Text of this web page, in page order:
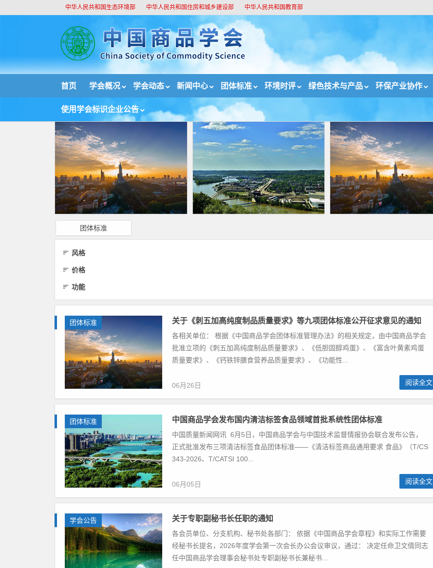
中华人民共和国生态环境部 中华人民共和国住房和城乡建设部 中华人民共和国教育部
首页 学会概况 学会动态 新闻中心 团体标准 环境时评 绿色技术与产品 环保产业协作
使用学会标识企业公告
//
首页 学会动态 学会动态
团体标准
风格
价格
功能
团体标准 关于《刺五加高纯度制品质量要求》等九项团体标准公开征求意见的通知
各相关单位： 根据《中国商品学会团体标准管理办法》的相关规定，由中国商品学会
批准立项的《刺五加高纯度制品质量要求》、《低胆固醇鸡蛋》、《富含叶黄素鸡蛋
质量要求》、《钙铁锌膳食营养品质量要求》、《功能性...
06月26日 阅读全文
团体标准 中国商品学会发布国内清洁标签食品领域首批系统性团体标准
中国质量新闻网讯 6月5日，中国商品学会与中国技术监督情报协会联合发布公告，
正式批准发布三项清洁标签食品团体标准——《清洁标签商品通用要求 食品》（T/CS
343-2026、T/CATSI 100...
06月05日 阅读全文
学会公告 关于专职副秘书长任职的通知
各会员单位、分支机构、秘书处各部门： 依据《中国商品学会章程》和实际工作需要
经秘书长提名，2026年度学会第一次会长办公会议审议，通过： 决定任命卫文倩同志
任中国商品学会理事会秘书处专职副秘书长兼秘书...